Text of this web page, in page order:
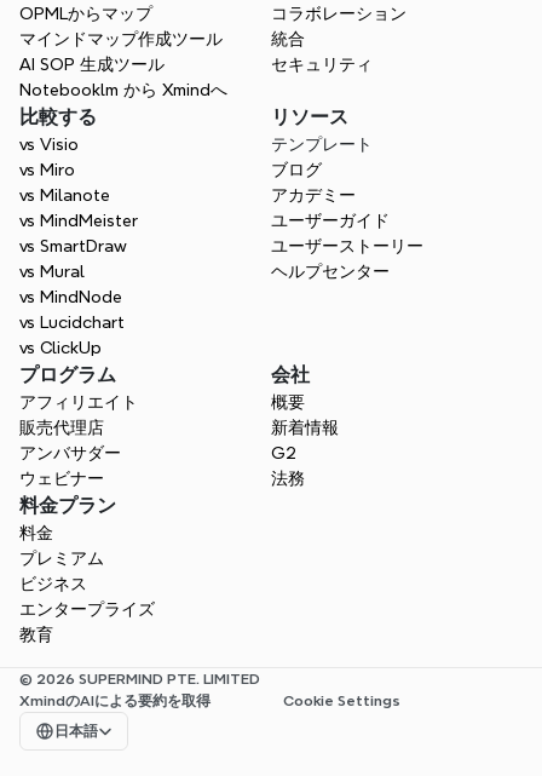
OPMLからマップ
マインドマップ作成ツール
AI SOP 生成ツール
Notebooklm から Xmindへ
コラボレーション
統合
セキュリティ
比較する
vs Visio
vs Miro
vs Milanote
vs MindMeister
vs SmartDraw
vs Mural
vs MindNode
vs Lucidchart
vs ClickUp
リソース
テンプレート
ブログ
アカデミー
ユーザーガイド
ユーザーストーリー
ヘルプセンター
プログラム
アフィリエイト
販売代理店
アンバサダー
ウェビナー
会社
概要
新着情報
G2
法務
料金プラン
料金
プレミアム
ビジネス
エンタープライズ
教育
© 2026 SUPERMIND PTE. LIMITED
XmindのAIによる要約を取得
Cookie Settings
Select Language
日本語